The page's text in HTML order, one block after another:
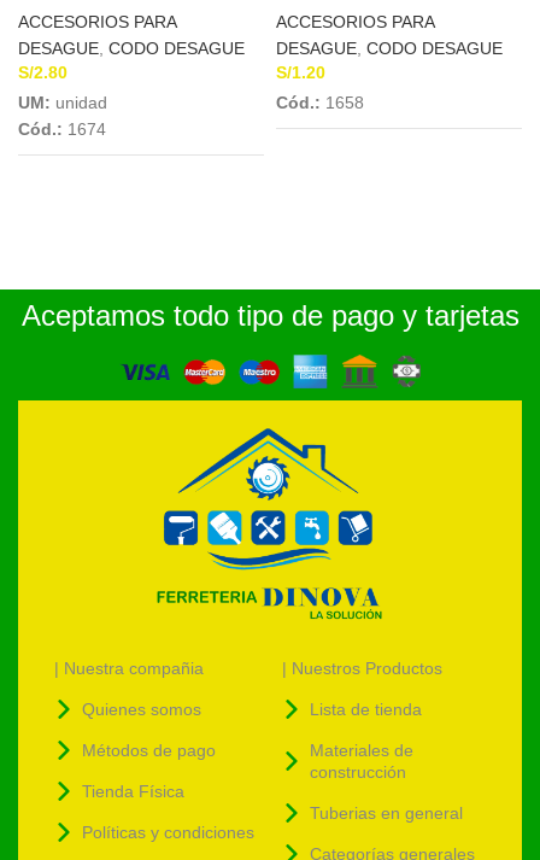
ACCESORIOS PARA
DESAGUE CODO DESAGUE
S/2.80
UM: unidad
Cód.: 1674
ACCESORIOS PARA
DESAGUE CODO DESAGUE
S/1.20
Cód.: 1658
Aceptamos todo tipo de pago y tarjetas
| Nuestra compañia
Quienes somos
Métodos de pago
Tienda Física
Políticas y condiciones
| Nuestros Productos
Lista de tienda
Materiales de
construcción
Tuberias en general
Categorías generales